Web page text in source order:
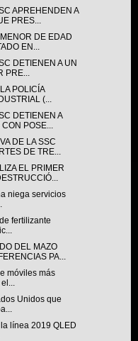
APREHENDEN A
PRES...
DE EDAD
EN...
DETIENEN A UN
PRE...
POLICÍA
(...
DETIENEN A
POSE...
DE LA SSC
DE TRE...
EL PRIMER
niega servicios
fertilizante
DEL MAZO
PA...
móviles más
Unidos que
línea 2019 QLED